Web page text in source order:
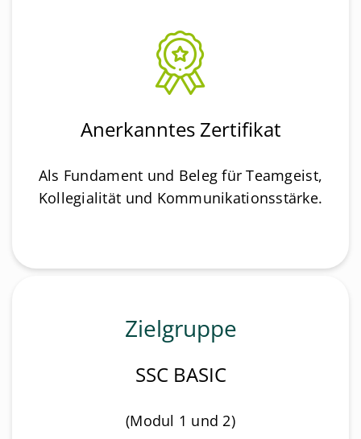
Anerkanntes Zertifikat
Als Fundament und Beleg für Teamgeist,
Kollegialität und Kommunikationsstärke.
Zielgruppe
SSC BASIC
(Modul 1 und 2)